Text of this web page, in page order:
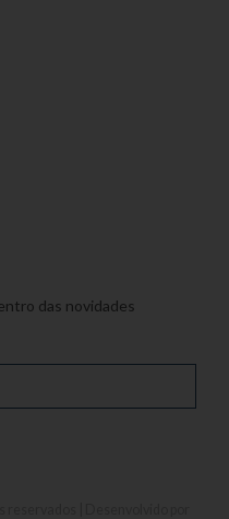
das novidades